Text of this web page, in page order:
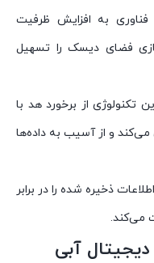
فناوری به افزایش ظرفیت
فضای دیسک را تسهیل
تکنولوژی از برخورد هد با
و از آسیب به داده‌ها
ذخیره شده را در برابر
می‌کند.
آبی